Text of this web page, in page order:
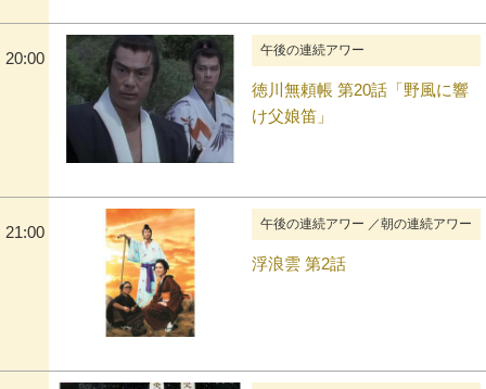
20:00 午後の連続アワー
徳川無頼帳 第20話「野風に響
け父娘笛」
21:00 午後の連続アワー ／朝の連続アワー
浮浪雲 第2話